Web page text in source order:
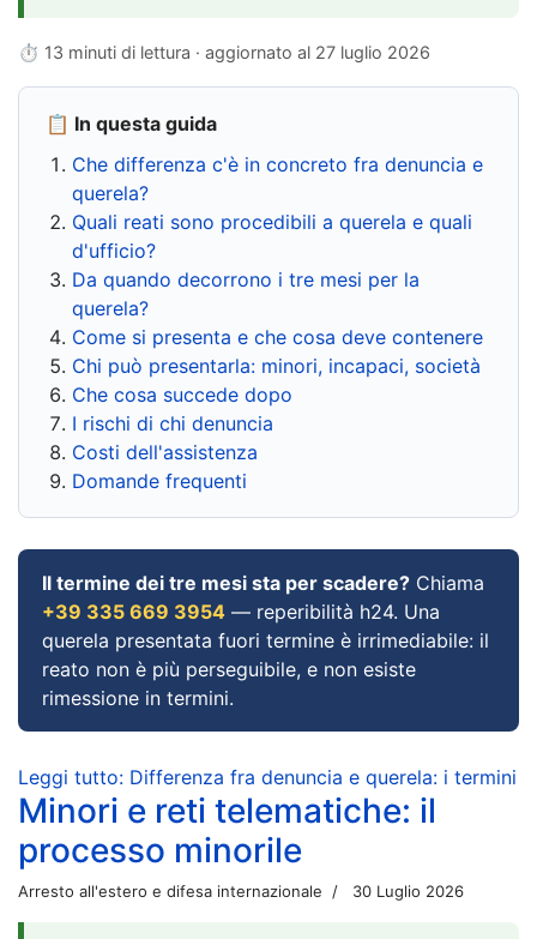
⏱ 13 minuti di lettura · aggiornato al 27 luglio 2026
📋 In questa guida
Che differenza c'è in concreto fra denuncia e
querela?
Quali reati sono procedibili a querela e quali
d'ufficio?
Da quando decorrono i tre mesi per la
querela?
Come si presenta e che cosa deve contenere
Chi può presentarla: minori, incapaci, società
Che cosa succede dopo
I rischi di chi denuncia
Costi dell'assistenza
Domande frequenti
Il termine dei tre mesi sta per scadere? Chiama
+39 335 669 3954 — reperibilità h24. Una
querela presentata fuori termine è irrimediabile: il
reato non è più perseguibile, e non esiste
rimessione in termini.
Leggi tutto: Differenza fra denuncia e querela: i termini
Minori e reti telematiche: il
processo minorile
Arresto all'estero e difesa internazionale 30 Luglio 2026